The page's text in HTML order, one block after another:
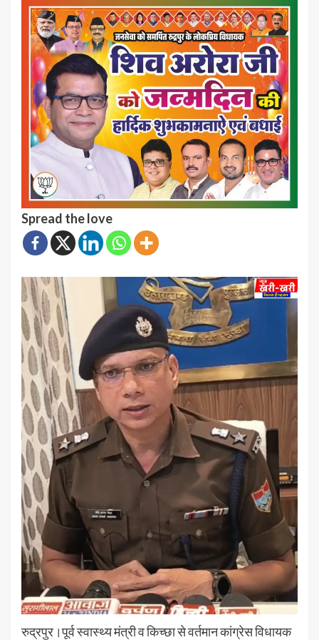
Spread the love
रुद्रपुर।पूर्व स्वास्थ्य मंत्री व किच्छा से वर्तमान कांग्रेस विधायक